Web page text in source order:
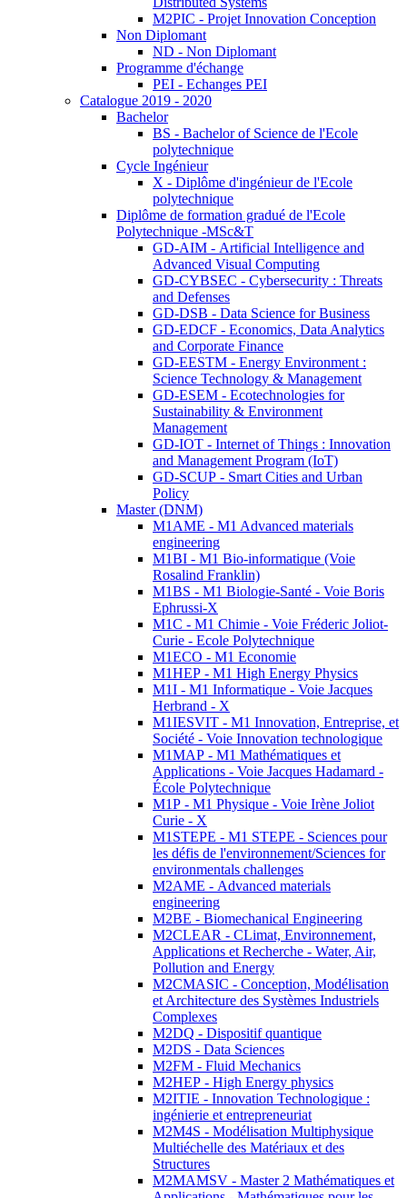
M2PIC - Projet Innovation Conception
Non Diplomant
ND - Non Diplomant
Programme d'échange
PEI - Echanges PEI
Catalogue 2019 - 2020
Bachelor
BS - Bachelor of Science de l'Ecole
polytechnique
Cycle Ingénieur
X - Diplôme d'ingénieur de l'Ecole
polytechnique
Diplôme de formation gradué de l'Ecole
Polytechnique -MSc&T
GD-AIM - Artificial Intelligence and
Advanced Visual Computing
GD-CYBSEC - Cybersecurity : Threats
and Defenses
GD-DSB - Data Science for Business
GD-EDCF - Economics, Data Analytics
and Corporate Finance
GD-EESTM - Energy Environment :
Science Technology & Management
GD-ESEM - Ecotechnologies for
Sustainability & Environment
Management
GD-IOT - Internet of Things : Innovation
and Management Program (IoT)
GD-SCUP - Smart Cities and Urban
Policy
Master (DNM)
M1AME - M1 Advanced materials
engineering
M1BI - M1 Bio-informatique (Voie
Rosalind Franklin)
M1BS - M1 Biologie-Santé - Voie Boris
Ephrussi-X
M1C - M1 Chimie - Voie Fréderic Joliot-
Curie - Ecole Polytechnique
M1ECO - M1 Economie
M1HEP - M1 High Energy Physics
M1I - M1 Informatique - Voie Jacques
Herbrand - X
M1IESVIT - M1 Innovation, Entreprise, et
Société - Voie Innovation technologique
M1MAP - M1 Mathématiques et
Applications - Voie Jacques Hadamard -
École Polytechnique
M1P - M1 Physique - Voie Irène Joliot
Curie - X
M1STEPE - M1 STEPE - Sciences pour
les défis de l'environnement/Sciences for
environmentals challenges
M2AME - Advanced materials
engineering
M2BE - Biomechanical Engineering
M2CLEAR - CLimat, Environnement,
Applications et Recherche - Water, Air,
Pollution and Energy
M2CMASIC - Conception, Modélisation
et Architecture des Systèmes Industriels
Complexes
M2DQ - Dispositif quantique
M2DS - Data Sciences
M2FM - Fluid Mechanics
M2HEP - High Energy physics
M2ITIE - Innovation Technologique :
ingénierie et entrepreneuriat
M2M4S - Modélisation Multiphysique
Multiéchelle des Matériaux et des
Structures
M2MAMSV - Master 2 Mathématiques et